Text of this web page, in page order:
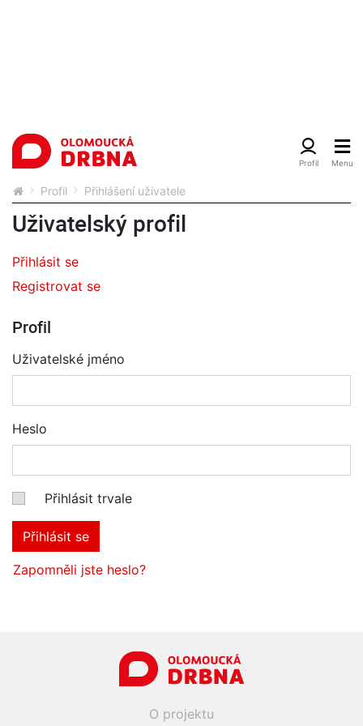
Profil Přihlášení uživatele
Uživatelský profil
Přihlásit se
Registrovat se
Profil
Uživatelské jméno
Heslo
Přihlásit trvale
Přihlásit se
Zapomněli jste heslo?
O projektu